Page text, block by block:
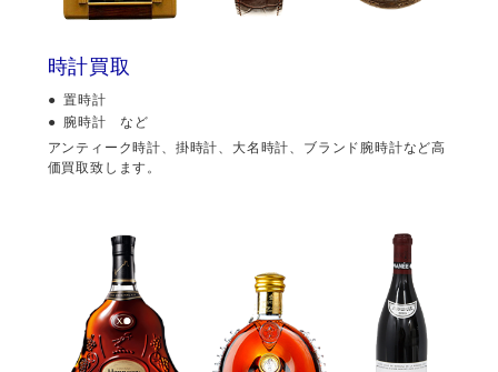
時計買取
置時計
腕時計 など
アンティーク時計、掛時計、大名時計、ブランド腕時計など高
価買取致します。